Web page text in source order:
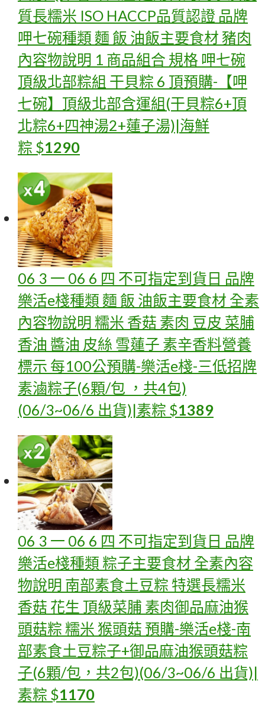
質長糯米 ISO HACCP品質認證 品牌
呷七碗種類 麵 飯 油飯主要食材 豬肉
內容物說明 1 商品組合 規格 呷七碗
頂級北部粽組 干貝粽 6 頂預購-【呷
七碗】頂級北部含運組(干貝粽6+頂
北粽6+四神湯2+蓮子湯)|海鮮
粽 $1290
06 3 一 06 6 四 不可指定到貨日 品牌
樂活e棧種類 麵 飯 油飯主要食材 全素
內容物說明 糯米 香菇 素肉 豆皮 菜脯
香油 醬油 皮絲 雪蓮子 素辛香料營養
標示 每100公預購-樂活e棧-三低招牌
素滷粽子(6顆/包 ，共4包)
(06/3~06/6 出貨)|素粽 $1389
06 3 一 06 6 四 不可指定到貨日 品牌
樂活e棧種類 粽子主要食材 全素內容
物說明 南部素食土豆粽 特選長糯米
香菇 花生 頂級菜脯 素肉御品麻油猴
頭菇粽 糯米 猴頭菇 預購-樂活e棧-南
部素食土豆粽子+御品麻油猴頭菇粽
子(6顆/包，共2包)(06/3~06/6 出貨)|
素粽 $1170